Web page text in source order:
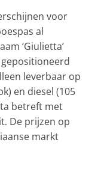
voor
al
‘Giulietta’
leverbaar op
en diesel (105
betreft met
De prijzen op
markt